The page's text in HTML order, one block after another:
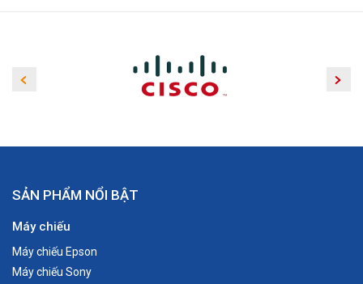
SẢN PHẨM NỔI BẬT
Máy chiếu
Máy chiếu Epson
Máy chiếu Sony